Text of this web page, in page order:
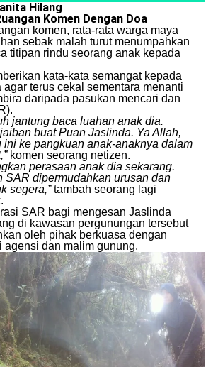
Hilang
Komen Dengan Doa
komen, rata-rata warga maya
sebak malah turut menumpahkan
titipan rindu seorang anak kepada
kata-kata semangat kepada
agar terus cekal sementara menanti
daripada pasukan mencari dan
jantung baca luahan anak dia.
buat Puan Jaslinda. Ya Allah,
ke pangkuan anak-anaknya dalam
komen seorang netizen.
perasaan anak dia sekarang.
SAR dipermudahkan urusan dan
segera,”tambah seorang lagi
SAR bagi mengesan Jaslinda
di kawasan pergunungan tersebut
oleh pihak berkuasa dengan
agensi dan malim gunung.